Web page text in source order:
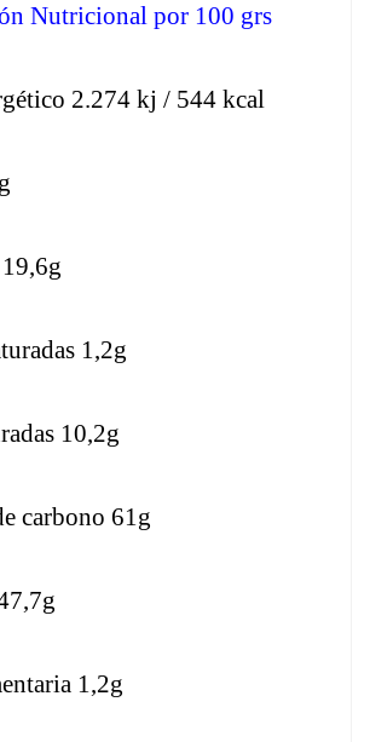
Nutricional por 100 grs
2.274 kj / 544 kcal
1,2g
10,2g
carbono 61g
1,2g